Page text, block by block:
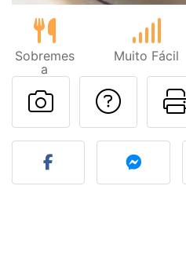
Sobremes
a
Muito Fácil
Fez esta